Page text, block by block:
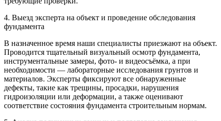
4. Выезд эксперта на объект и проведение обследования
фундамента
В назначенное время наши специалисты приезжают на объект.
Проводится тщательный визуальный осмотр фундамента,
инструментальные замеры, фото- и видеосъёмка, а при
необходимости — лабораторные исследования грунтов и
материалов. Эксперты фиксируют все обнаруженные
дефекты, такие как трещины, просадки, нарушения
гидроизоляции или деформации, а также оценивают
соответствие состояния фундамента строительным нормам.